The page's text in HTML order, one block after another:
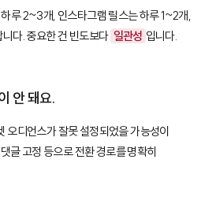
루 2~3개, 인스타그램 릴스는 하루 1~2개,
다. 중요한 건 빈도보다 일관성 입니다.
안 돼요.
디언스가 잘못 설정되었을 가능성이
글 고정 등으로 전환 경로를 명확히